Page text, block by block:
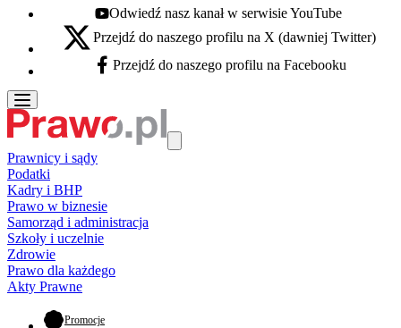
Youtube - otwiera się w nowej karcie
Odwiedź nasz kanał w serwisie YouTube
X - otwiera się w nowej karcie
Przejdź do naszego profilu na X (dawniej Twitter)
Facebook - otwiera się w nowej karcie
Przejdź do naszego profilu na Facebooku
Prawnicy i sądy
Podatki
Kadry i BHP
Prawo w biznesie
Samorząd i administracja
Szkoły i uczelnie
Zdrowie
Prawo dla każdego
Akty Prawne
Promocje- otwiera się w nowej karcie